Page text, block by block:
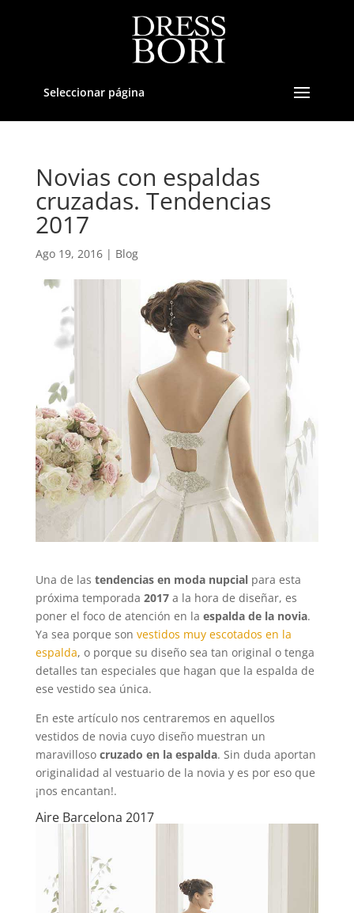
Seleccionar página
Novias con espaldas
cruzadas. Tendencias
2017
Ago 19, 2016| Blog
Una de las tendencias en moda nupcialpara esta
próxima temporada 2017a la hora de diseñar, es
poner el foco de atención en la espalda de la novia.
Ya sea porque son vestidos muy escotados en la
espalda, o porque su diseño sea tan original o tenga
detalles tan especiales que hagan que la espalda de
ese vestido sea única.
En este artículo nos centraremos en aquellos
vestidos de novia cuyo diseño muestran un
maravillosocruzado en la espalda. Sin duda aportan
originalidad al vestuario de la novia y es por eso que
¡nos encantan!.
Aire Barcelona 2017